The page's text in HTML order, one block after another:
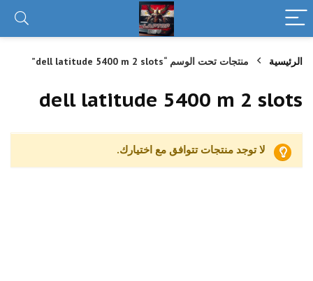
الرئيسية منتجات تحت الوسم “dell latitude 5400 m 2 slots”
dell latitude 5400 m 2 slots
لا توجد منتجات تتوافق مع اختيارك.